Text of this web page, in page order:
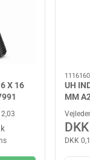
X 16
UH
MM
DKK